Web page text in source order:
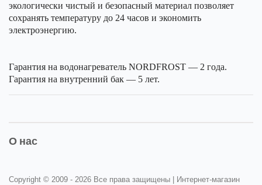
экологически чистый и безопасный материал позволяет
сохранять температуру до 24 часов и экономить
электроэнергию.
Гарантия на водонагреватель NORDFROST — 2 года.
Гарантия на внутренний бак — 5 лет.
О нас
Copyright © 2009 - 2026 Все права защищены | Интернет-магазин